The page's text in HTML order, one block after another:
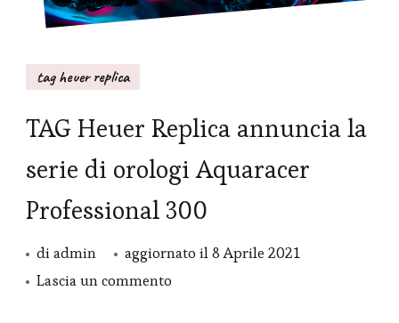
tag heuer replica
TAG Heuer Replica annuncia la
serie di orologi Aquaracer
Professional 300
diadmin aggiornato il8 Aprile 2021
Lascia un commento